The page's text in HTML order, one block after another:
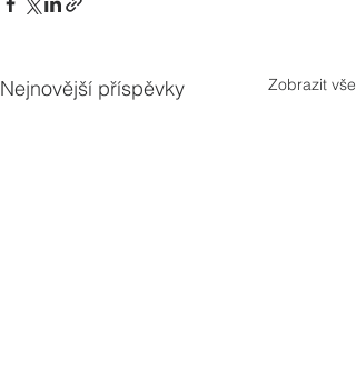
Nejnovější příspěvky Zobrazit vše